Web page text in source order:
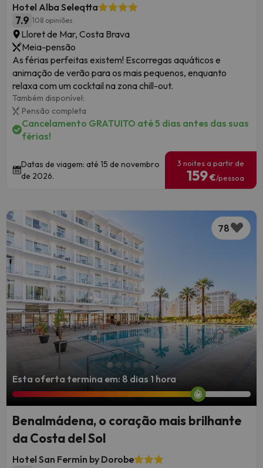
Hotel Alba Seleqtta
7.9 108 opiniões
Lloret de Mar, Costa Brava
Meia-pensão
As férias perfeitas existem! Escorregas aquáticos e
animação de verão para os mais pequenos, enquanto
relaxa com um cocktail na zona chill-out.
Também disponível:
Pensão completa
Cancelamento GRATUITO até 5 dias antes das suas
férias!
Datas de viagem: até 15 de novembro
de 2026.
3 noites a partir de
159€/pessoa
78
Esta oferta termina em: 8 dias 1 hora
Benalmádena, o coração mais brilhante
da Costa del Sol
Hotel San Fermín by Dorobe